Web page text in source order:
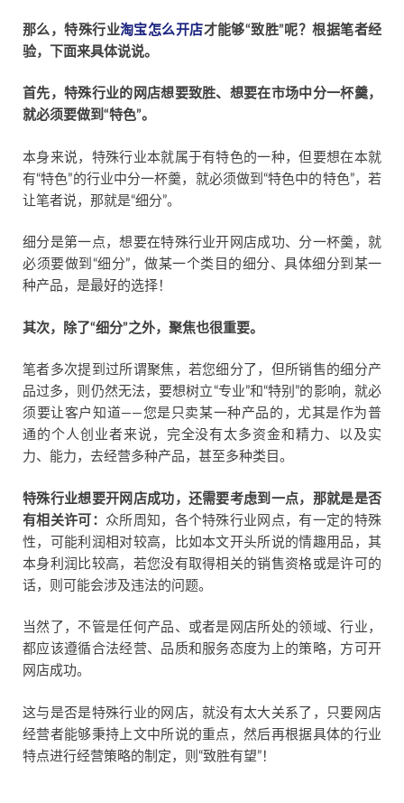
那么，特殊行业淘宝怎么开店才能够“致胜”呢？根据笔者经
验，下面来具体说说。
首先，特殊行业的网店想要致胜、想要在市场中分一杯羹，
就必须要做到“特色”。
本身来说，特殊行业本就属于有特色的一种，但要想在本就
有“特色”的行业中分一杯羹，就必须做到“特色中的特色”，若
让笔者说，那就是“细分”。
细分是第一点，想要在特殊行业开网店成功、分一杯羹，就
必须要做到“细分”，做某一个类目的细分、具体细分到某一
种产品，是最好的选择！
其次，除了“细分”之外，聚焦也很重要。
笔者多次提到过所谓聚焦，若您细分了，但所销售的细分产
品过多，则仍然无法，要想树立“专业”和“特别”的影响，就必
须要让客户知道——您是只卖某一种产品的，尤其是作为普
通的个人创业者来说，完全没有太多资金和精力、以及实
力、能力，去经营多种产品，甚至多种类目。
特殊行业想要开网店成功，还需要考虑到一点，那就是是否
有相关许可： 众所周知，各个特殊行业网点，有一定的特殊
性，可能利润相对较高，比如本文开头所说的情趣用品，其
本身利润比较高，若您没有取得相关的销售资格或是许可的
话，则可能会涉及违法的问题。
当然了，不管是任何产品、或者是网店所处的领域、行业，
都应该遵循合法经营、品质和服务态度为上的策略，方可开
网店成功。
这与是否是特殊行业的网店，就没有太大关系了，只要网店
经营者能够秉持上文中所说的重点，然后再根据具体的行业
特点进行经营策略的制定，则“致胜有望”！